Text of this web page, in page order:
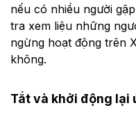
nếu có nhiều người
tra xem liệu những
ngừng hoạt động trên
không.
Tắt và khởi động lại